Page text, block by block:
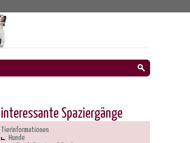
interessante Spaziergänge
Tierinformationen
Hunde